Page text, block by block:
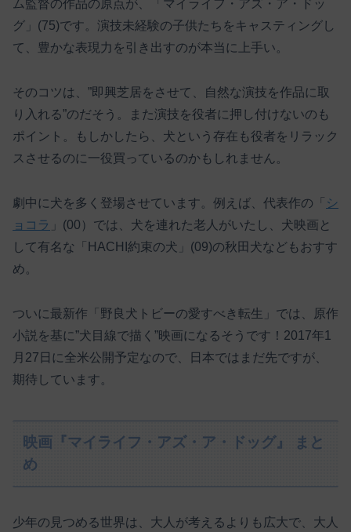
ム監督の作品の原点が、「マイライフ・アズ・ア・ドッ
グ」(75)です。演技未経験の子供たちをキャスティングし
て、豊かな表現力を引き出すのが本当に上手い。
そのコツは、”即興芝居をさせて、自然な演技を作品に取
り入れる”のだそう。また演技を役者に押し付けないのも
ポイント。もしかしたら、犬という存在も役者をリラック
スさせるのに一役買っているのかもしれません。
劇中に犬を多く登場させています。例えば、代表作の「 シ
ョコラ 」(00）では、犬を連れた老人がいたし、犬映画と
して有名な「HACHI約束の犬」(09)の秋田犬などもおすす
め。
ついに最新作「野良犬トビーの愛すべき転生」では、原作
小説を基に”犬目線で描く”映画になるそうです！2017年1
月27日に全米公開予定なので、日本ではまだ先ですが、
期待しています。
映画『マイライフ・アズ・ア・ドッグ』 まと
め
少年の見つめる世界は、大人が考えるよりも広大で、大人